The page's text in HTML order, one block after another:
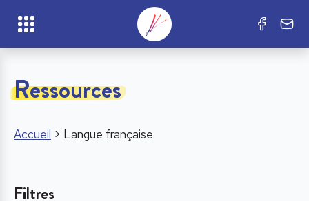
Ressources
Accueil > Langue française
Filtres